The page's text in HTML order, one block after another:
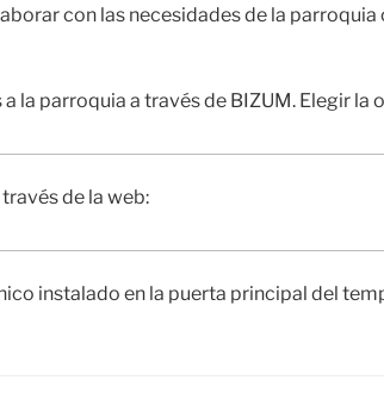
con las necesidades de la
la parroquia a través de BIZUM. Elegir la
de la web:
instalado en la puerta principal del